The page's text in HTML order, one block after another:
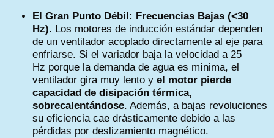
El Gran Punto Débil: Frecuencias Bajas (<30
Hz). Los motores de inducción estándar dependen
de un ventilador acoplado directamente al eje para
enfriarse. Si el variador baja la velocidad a 25
Hz porque la demanda de agua es mínima, el
ventilador gira muy lento yel motor pierde
capacidad de disipación térmica,
sobrecalentándose. Además, a bajas revoluciones
su eficiencia cae drásticamente debido a las
pérdidas por deslizamiento magnético.